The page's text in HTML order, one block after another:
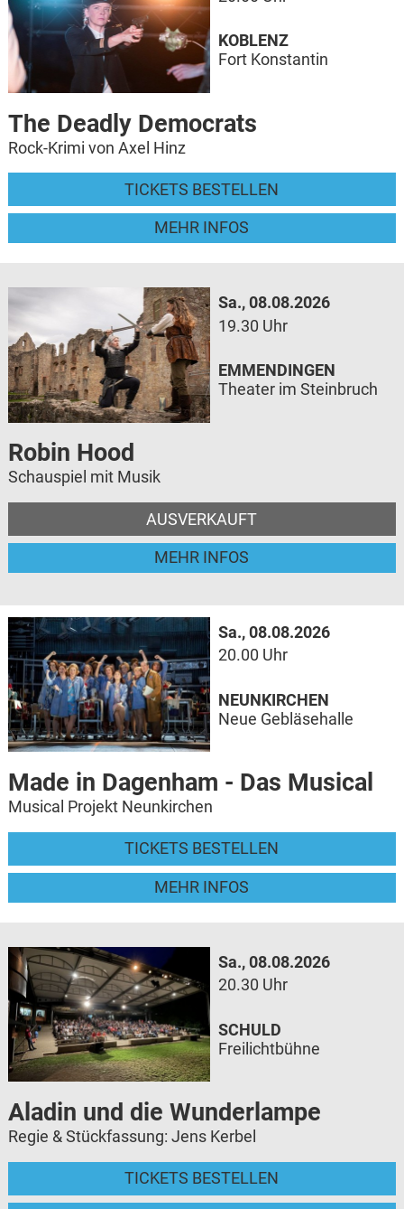
The Deadly Democrats
Rock-Krimi von Axel Hinz
TICKETS BESTELLEN
MEHR INFOS
KOBLENZ
Fort Konstantin
Sa., 08.08.2026
19.30 Uhr
Robin Hood
Schauspiel mit Musik
AUSVERKAUFT
MEHR INFOS
EMMENDINGEN
Theater im Steinbruch
Sa., 08.08.2026
20.00 Uhr
Made in Dagenham - Das Musical
Musical Projekt Neunkirchen
TICKETS BESTELLEN
MEHR INFOS
NEUNKIRCHEN
Neue Gebläsehalle
Sa., 08.08.2026
20.30 Uhr
Aladin und die Wunderlampe
Regie & Stückfassung: Jens Kerbel
TICKETS BESTELLEN
SCHULD
Freilichtbühne